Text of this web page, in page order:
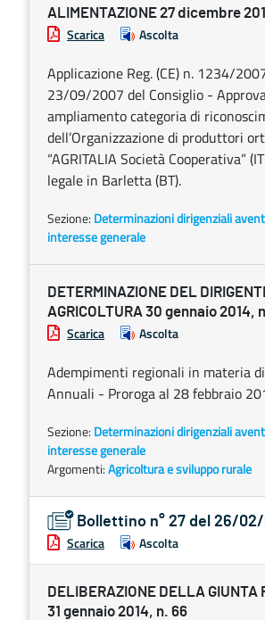
ALIMENTAZIONE 27 dicembre
Scarica Ascolta
Applicazione Reg. (CE) n. 1234/
23/09/2007 del Consiglio -
ampliamento categoria di
dell’Organizzazione di produttori
“AGRITALIA Società Cooperativa”
legale in Barletta (BT).
Sezione: Determinazioni dirigenziali
interesse generale
DETERMINAZIONE DEL
AGRICOLTURA 30 gennaio 2014,
Scarica Ascolta
Adempimenti regionali in materia
Annuali - Proroga al 28 febbraio
Sezione: Determinazioni dirigenziali
interesse generale
Argomenti:Agricoltura e sviluppo rurale
Bollettino n° 27 del 26/02/
Scarica Ascolta
DELIBERAZIONE DELLA GIUNTA
31 gennaio 2014, n. 66